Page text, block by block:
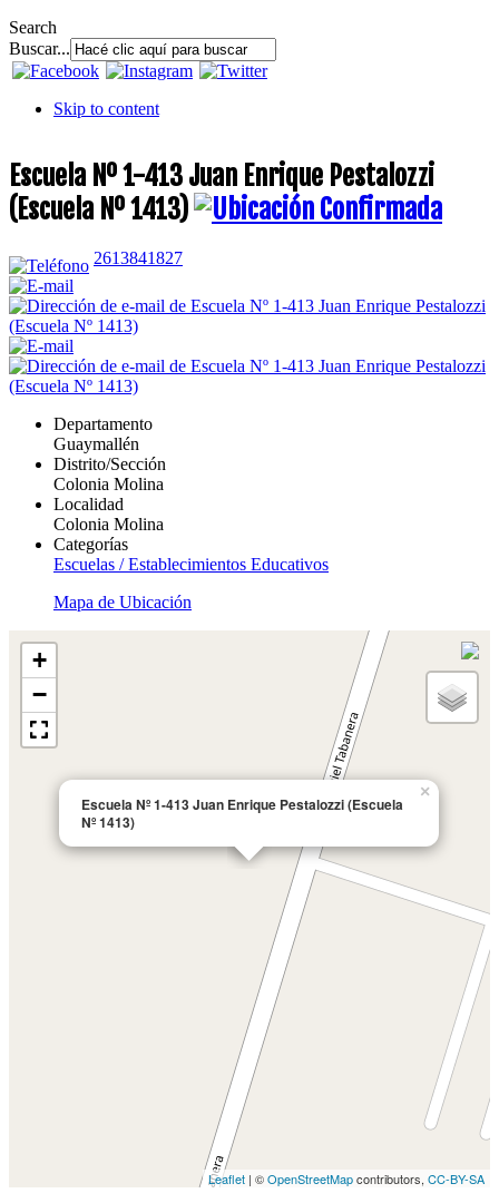
Search
Buscar...
Skip to content
Escuela Nº 1-413 Juan Enrique Pestalozzi
(Escuela Nº 1413)
2613841827
Departamento
Guaymallén
Distrito/Sección
Colonia Molina
Localidad
Colonia Molina
Categorías
Escuelas / Establecimientos Educativos
Mapa de Ubicación
Escuela Nº 1-413 Juan Enrique Pestalozzi (Escuela
Nº 1413)
×
+
−
Leaflet | ©OpenStreetMapcontributors, CC-BY-SA